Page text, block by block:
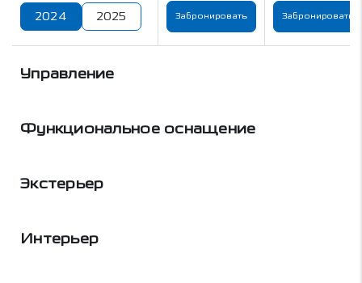
2024 2025 Забронировать Забронировать
Управление
Функциональное оснащение
Экстерьер
Интерьер